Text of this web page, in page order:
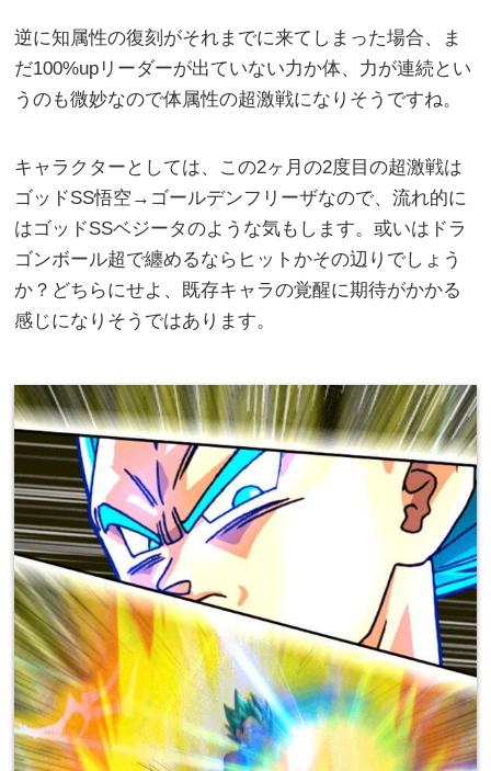
逆に知属性の復刻がそれまでに来てしまった場合、ま
だ100%upリーダーが出ていない力か体、力が連続とい
うのも微妙なので体属性の超激戦になりそうですね。
キャラクターとしては、この2ヶ月の2度目の超激戦は
ゴッドSS悟空→ゴールデンフリーザなので、流れ的に
はゴッドSSベジータのような気もします。或いはドラ
ゴンボール超で纏めるならヒットかその辺りでしょう
か？どちらにせよ、既存キャラの覚醒に期待がかかる
感じになりそうではあります。